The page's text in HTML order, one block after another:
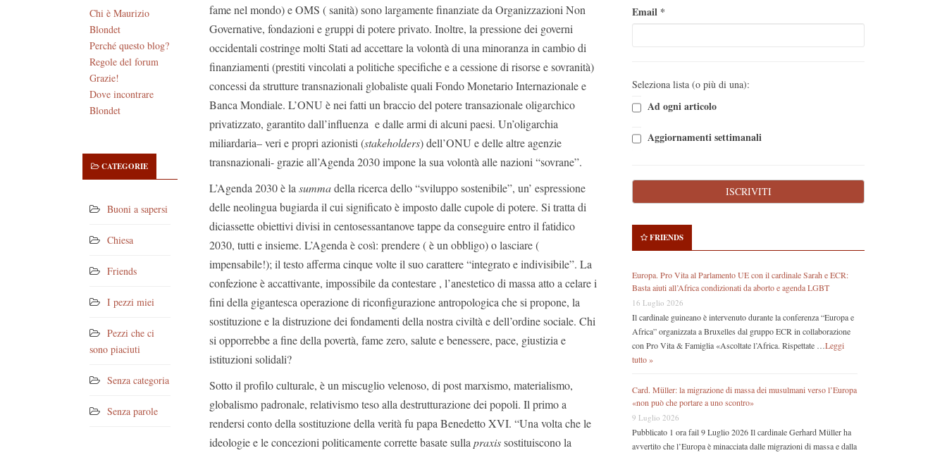
Chi è Maurizio
Blondet
Perché questo blog?
Regole del forum
Grazie!
Dove incontrare
Blondet
CATEGORIE
Buoni a sapersi
Chiesa
Friends
I pezzi miei
Pezzi che ci
sono piaciuti
Senza categoria
Senza parole
fame nel mondo) e OMS ( sanità) sono largamente finanziate da Organizzazioni Non
Governative, fondazioni e gruppi di potere privato. Inoltre, la pressione dei governi
occidentali costringe molti Stati ad accettare la volontà di una minoranza in cambio di
finanziamenti (prestiti vincolati a politiche specifiche e a cessione di risorse e sovranità)
concessi da strutture transnazionali globaliste quali Fondo Monetario Internazionale e
Banca Mondiale. L’ONU è nei fatti un braccio del potere transazionale oligarchico
privatizzato, garantito dall’influenza e dalle armi di alcuni paesi. Un’oligarchia
miliardaria– veri e propri azionisti (stakeholders) dell’ONU e delle altre agenzie
transnazionali- grazie all’Agenda 2030 impone la sua volontà alle nazioni “sovrane”.
L’Agenda 2030 è la summadella ricerca dello “sviluppo sostenibile”, un’ espressione
delle neolingua bugiarda il cui significato è imposto dalle cupole di potere. Si tratta di
diciassette obiettivi divisi in centosessantanove tappe da conseguire entro il fatidico
2030, tutti e insieme. L’Agenda è così: prendere ( è un obbligo) o lasciare (
impensabile!); il testo afferma cinque volte il suo carattere “integrato e indivisibile”. La
confezione è accattivante, impossibile da contestare , l’anestetico di massa atto a celare i
fini della gigantesca operazione di riconfigurazione antropologica che si propone, la
sostituzione e la distruzione dei fondamenti della nostra civiltà e dell’ordine sociale. Chi
si opporrebbe a fine della povertà, fame zero, salute e benessere, pace, giustizia e
istituzioni solidali?
Sotto il profilo culturale, è un miscuglio velenoso, di post marxismo, materialismo,
globalismo padronale, relativismo teso alla destrutturazione dei popoli. Il primo a
rendersi conto della sostituzione della verità fu papa Benedetto XVI. “Una volta che le
ideologie e le concezioni politicamente corrette basate sulla praxissostituiscono la
Email *
Seleziona lista (o più di una):
Ad ogni articolo
Aggiornamenti settimanali
FRIENDS
Europa. Pro Vita al Parlamento UE con il cardinale Sarah e ECR:
Basta aiuti all’Africa condizionati da aborto e agenda LGBT
16 Luglio 2026
Il cardinale guineano è intervenuto durante la conferenza “Europa e
Africa” organizzata a Bruxelles dal gruppo ECR in collaborazione
con Pro Vita & Famiglia «Ascoltate l’Africa. Rispettate … Leggi
tutto »
Card. Müller: la migrazione di massa dei musulmani verso l’Europa
«non può che portare a uno scontro»
9 Luglio 2026
Pubblicato 1 ora fail 9 Luglio 2026 Il cardinale Gerhard Müller ha
avvertito che l’Europa è minacciata dalle migrazioni di massa e dalla